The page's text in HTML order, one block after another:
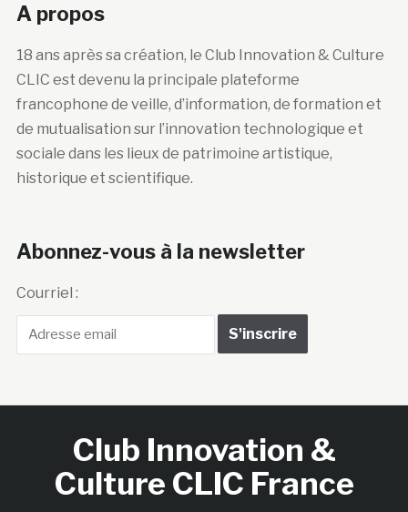
A propos
18 ans après sa création, le Club Innovation & Culture
CLIC est devenu la principale plateforme
francophone de veille, d’information, de formation et
de mutualisation sur l’innovation technologique et
sociale dans les lieux de patrimoine artistique,
historique et scientifique.
Abonnez-vous à la newsletter
Courriel :
Club Innovation &
Culture CLIC France